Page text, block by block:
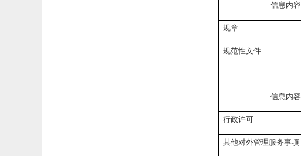
信息内容
规章
规范性文件
信息内容
行政许可
其他对外管理服务事项